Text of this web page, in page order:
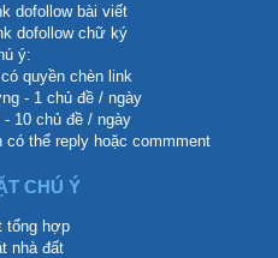
dofollow bài viết
dofollow chữ ký
ý:
quyền chèn link
- 1 chủ đề / ngày
10 chủ đề / ngày
có thể reply hoặc commment
CHÚ Ý
tổng hợp
nhà đất